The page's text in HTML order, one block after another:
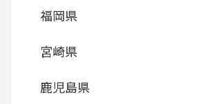
福岡県
宮崎県
鹿児島県